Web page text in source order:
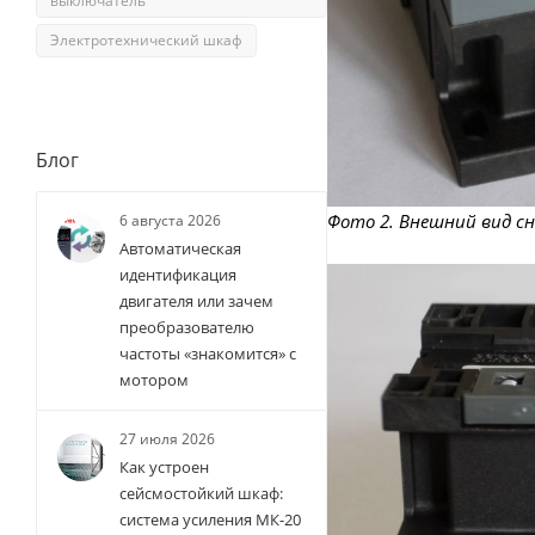
Фото 2. Внешний вид
Электротехнический шкаф
Блог
6 августа 2026
Автоматическая
идентификация
двигателя или зачем
преобразователю
частоты «знакомится» с
мотором
27 июля 2026
Как устроен
сейсмостойкий шкаф:
система усиления МК-20